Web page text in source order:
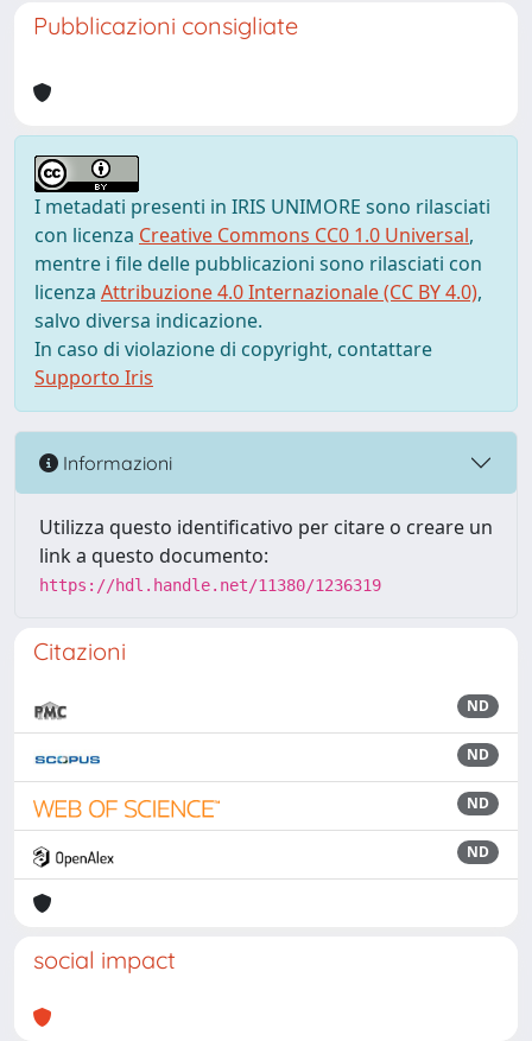
Pubblicazioni consigliate
I metadati presenti in IRIS UNIMORE sono rilasciati
con licenza Creative Commons CC0 1.0 Universal,
mentre i file delle pubblicazioni sono rilasciati con
licenza Attribuzione 4.0 Internazionale (CC BY 4.0),
salvo diversa indicazione.
In caso di violazione di copyright, contattare
Supporto Iris
Informazioni
Utilizza questo identificativo per citare o creare un
link a questo documento:
https://hdl.handle.net/11380/1236319
Citazioni
ND
ND
ND
ND
social impact